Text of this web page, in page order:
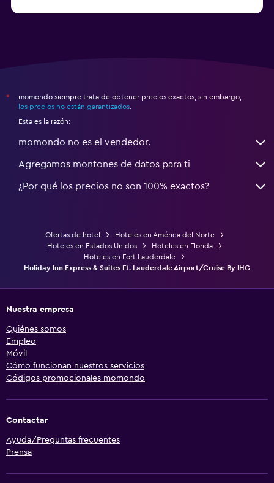
*
momondo siempre trata de obtener precios exactos, sin embargo,
los precios no están garantizados
Esta es la razón:
momondo no es el vendedor.
Agregamos montones de datos para ti
¿Por qué los precios no son 100% exactos?
Ofertas de hotel
Hoteles en América del Norte
Hoteles en Estados Unidos
Hoteles en Florida
Hoteles en Fort Lauderdale
Holiday Inn Express & Suites Ft. Lauderdale Airport/Cruise By IHG
Nuestra empresa
Quiénes somos
Empleo
Móvil
Cómo funcionan nuestros servicios
Códigos promocionales momondo
Contactar
Ayuda/Preguntas frecuentes
Prensa